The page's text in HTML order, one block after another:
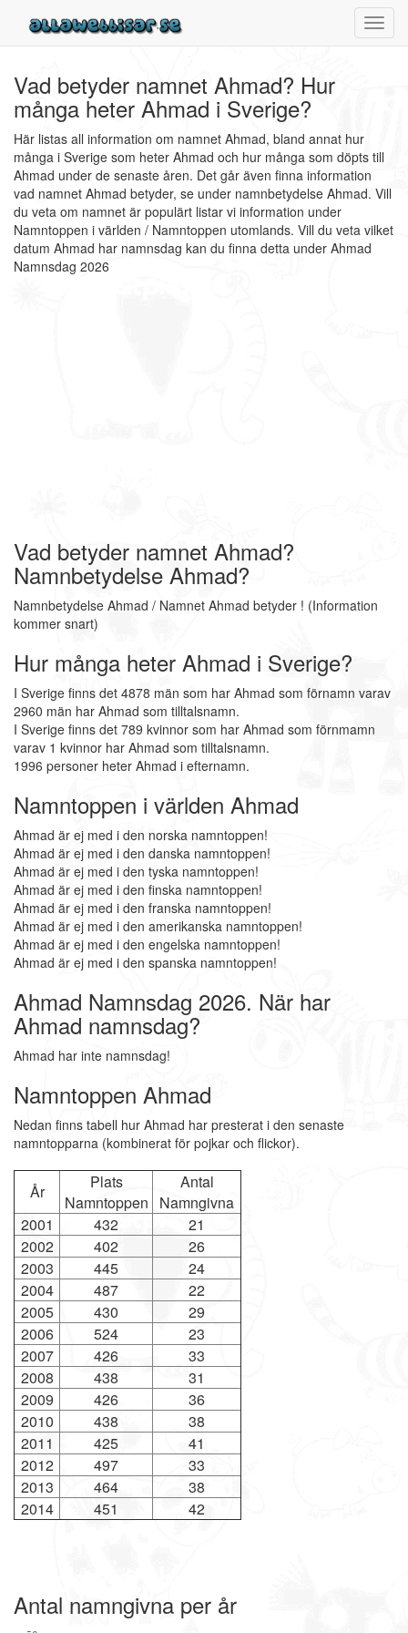
Vad betyder namnet Ahmad? Hur
många heter Ahmad i Sverige?
Här listas all information om namnet Ahmad, bland annat hur
många i Sverige som heter Ahmad och hur många som döpts till
Ahmad under de senaste åren. Det går även finna information
vad namnet Ahmad betyder, se under namnbetydelse Ahmad. Vill
du veta om namnet är populärt listar vi information under
Namntoppen i världen / Namntoppen utomlands. Vill du veta vilket
datum Ahmad har namnsdag kan du finna detta under Ahmad
Namnsdag 2026
Vad betyder namnet Ahmad?
Namnbetydelse Ahmad?
Namnbetydelse Ahmad / Namnet Ahmad betyder ! (Information
kommer snart)
Hur många heter Ahmad i Sverige?
I Sverige finns det 4878 män som har Ahmad som förnamn varav
2960 män har Ahmad som tilltalsnamn.
I Sverige finns det 789 kvinnor som har Ahmad som förnmamn
varav 1 kvinnor har Ahmad som tilltalsnamn.
1996 personer heter Ahmad i efternamn.
Namntoppen i världen Ahmad
Ahmad är ej med i den norska namntoppen!
Ahmad är ej med i den danska namntoppen!
Ahmad är ej med i den tyska namntoppen!
Ahmad är ej med i den finska namntoppen!
Ahmad är ej med i den franska namntoppen!
Ahmad är ej med i den amerikanska namntoppen!
Ahmad är ej med i den engelska namntoppen!
Ahmad är ej med i den spanska namntoppen!
Ahmad Namnsdag 2026. När har
Ahmad namnsdag?
Ahmad har inte namnsdag!
Namntoppen Ahmad
Nedan finns tabell hur Ahmad har presterat i den senaste
namntopparna (kombinerat för pojkar och flickor).
År
Plats
Namntoppen
Antal
Namngivna
2001
432
21
2002
402
26
2003
445
24
2004
487
22
2005
430
29
2006
524
23
2007
426
33
2008
438
31
2009
426
36
2010
438
38
2011
425
41
2012
497
33
2013
464
38
2014
451 42
Antal namngivna per år